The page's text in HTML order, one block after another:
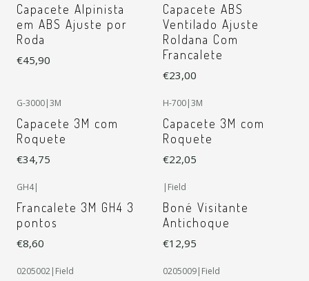
Capacete Alpinista
em ABS Ajuste por
Roda
€45,90
Capacete ABS
Ventilado Ajuste
Roldana Com
Francalete
€23,00
G-3000|3M
Capacete 3M com
Roquete
€34,75
H-700|3M
Capacete 3M com
Roquete
€22,05
GH4|
Francalete 3M GH4 3
pontos
€8,60
| Field
Boné Visitante
Antichoque
€12,95
0205002 Field 0205009 Field